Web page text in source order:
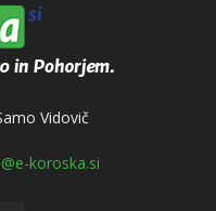
Vidovič
koroska.si